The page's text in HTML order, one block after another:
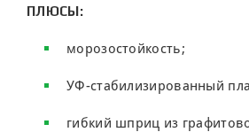
ПЛЮСЫ:
морозостойкость;
УФ-стабилизированный
гибкий шприц из